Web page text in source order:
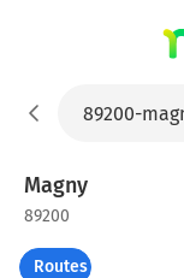
Magny
89200
Routes